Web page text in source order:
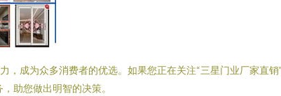
成为众多消费者的优选。如果您正在关注“三星门业厂家直销
助您做出明智的决策。